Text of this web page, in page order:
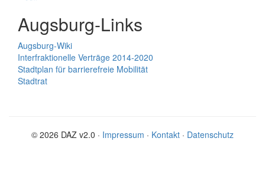
Augsburg-Links
Augsburg-Wiki
Interfraktionelle Verträge 2014-2020
Stadtplan für barrierefreie Mobilität
Stadtrat
© 2026 DAZ v2.0 · Impressum · Kontakt · Datenschutz